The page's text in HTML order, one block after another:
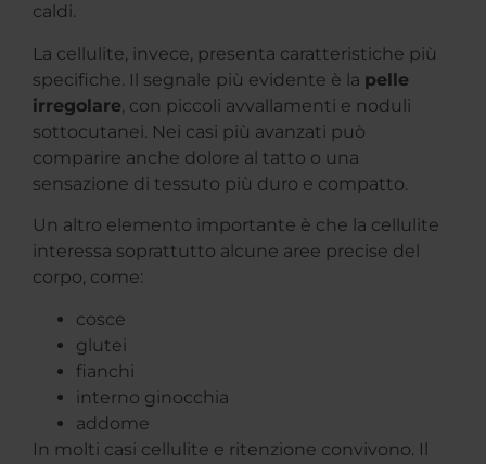
caldi.
La cellulite, invece, presenta caratteristiche più
specifiche. Il segnale più evidente è la pelle
irregolare , con piccoli avvallamenti e noduli
sottocutanei. Nei casi più avanzati può
comparire anche dolore al tatto o una
sensazione di tessuto più duro e compatto.
Un altro elemento importante è che la cellulite
interessa soprattutto alcune aree precise del
corpo, come:
cosce
glutei
fianchi
interno ginocchia
addome
In molti casi cellulite e ritenzione convivono. Il